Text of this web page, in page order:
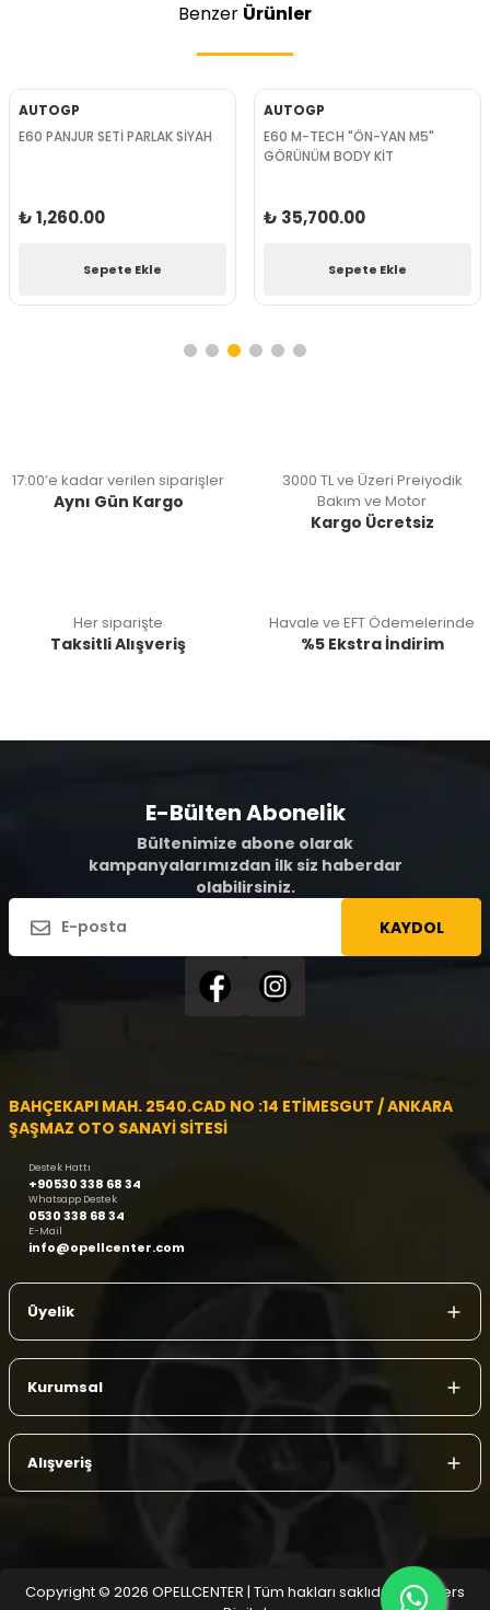
Benzer Ürünler
AUTOGP
E60 PANJUR SETİ PARLAK SİYAH
₺ 1,260.00
Sepete Ekle
AUTOGP
E60 M-TECH "ÖN-YAN M5"
GÖRÜNÜM BODY KİT
₺ 35,700.00
Sepete Ekle
17:00’e kadar verilen siparişler
Aynı Gün Kargo
3000 TL ve Üzeri Preiyodik
Bakım ve Motor
Kargo Ücretsiz
Her siparişte
Taksitli Alışveriş
Havale ve EFT Ödemelerinde
%5 Ekstra İndirim
E-Bülten Abonelik
Bültenimize abone olarak
kampanyalarımızdan ilk siz haberdar
olabilirsiniz.
KAYDOL
BAHÇEKAPI MAH. 2540.CAD NO :14 ETİMESGUT / ANKARA
ŞAŞMAZ OTO SANAYİ SİTESİ
Destek Hattı
+90530 338 68 34
Whatsapp Destek
0530 338 68 34
E-Mail
info@opellcenter.com
Üyelik
Kurumsal
Alışveriş
Copyright © 2026 OPELLCENTER | Tüm hakları saklıdır.
| Reliefers